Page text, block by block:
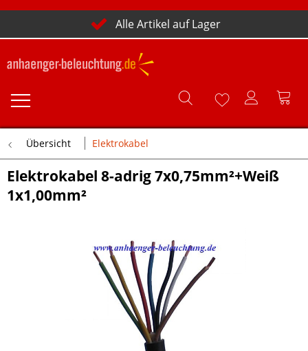
Alle Artikel auf Lager
Übersicht Elektrokabel
Elektrokabel 8-adrig 7x0,75mm²+Weiß
1x1,00mm²